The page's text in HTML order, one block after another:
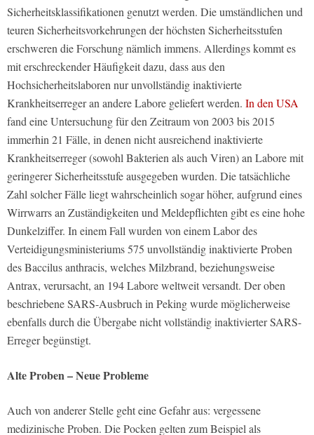
Sicherheitsklassifikationen genutzt werden. Die umständlichen und
teuren Sicherheitsvorkehrungen der höchsten Sicherheitsstufen
erschweren die Forschung nämlich immens. Allerdings kommt es
mit erschreckender Häufigkeit dazu, dass aus den
Hochsicherheitslaboren nur unvollständig inaktivierte
Krankheitserreger an andere Labore geliefert werden. In den USA
fand eine Untersuchung für den Zeitraum von 2003 bis 2015
immerhin 21 Fälle, in denen nicht ausreichend inaktivierte
Krankheitserreger (sowohl Bakterien als auch Viren) an Labore mit
geringerer Sicherheitsstufe ausgegeben wurden. Die tatsächliche
Zahl solcher Fälle liegt wahrscheinlich sogar höher, aufgrund eines
Wirrwarrs an Zuständigkeiten und Meldepflichten gibt es eine hohe
Dunkelziffer. In einem Fall wurden von einem Labor des
Verteidigungsministeriums 575 unvollständig inaktivierte Proben
desBaccilus anthracis, welches Milzbrand, beziehungsweise
Antrax, verursacht, an 194 Labore weltweit versandt. Der oben
beschriebene SARS-Ausbruch in Peking wurde möglicherweise
ebenfalls durch die Übergabe nicht vollständig inaktivierter SARS-
Erreger begünstigt.
Alte Proben – Neue Probleme
Auch von anderer Stelle geht eine Gefahr aus: vergessene
medizinische Proben. Die Pocken gelten zum Beispiel als